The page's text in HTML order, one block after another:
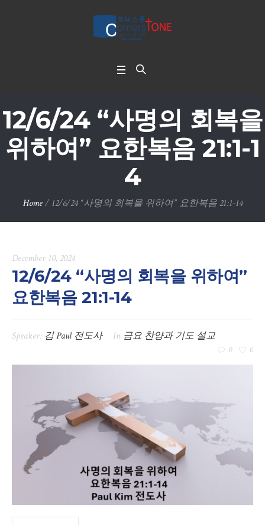
12/6/24 “사명의 회복을
위하여” 요한복음 21:1-1
4
Home / 12/6/24 “사명의 회복을 위하여” 요한복음 21:1-14
December 10, 2024
12/6/24 “사명의 회복을 위하여”
요한복음 21:1-14
Speaker: 김 Paul 전도사 In 금요 찬양과 기도 설교
0 0